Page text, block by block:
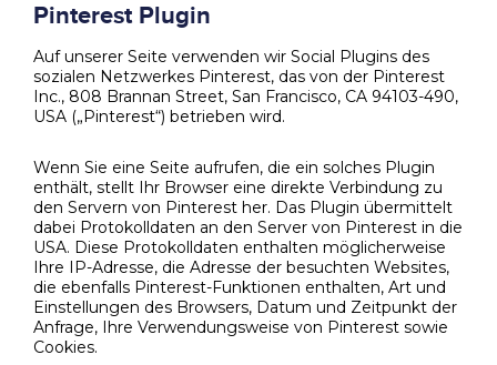
Pinterest Plugin
Auf unserer Seite verwenden wir Social Plugins des
sozialen Netzwerkes Pinterest, das von der Pinterest
Inc., 808 Brannan Street, San Francisco, CA 94103-490,
USA („Pinterest“) betrieben wird.
Wenn Sie eine Seite aufrufen, die ein solches Plugin
enthält, stellt Ihr Browser eine direkte Verbindung zu
den Servern von Pinterest her. Das Plugin übermittelt
dabei Protokolldaten an den Server von Pinterest in die
USA. Diese Protokolldaten enthalten möglicherweise
Ihre IP-Adresse, die Adresse der besuchten Websites,
die ebenfalls Pinterest-Funktionen enthalten, Art und
Einstellungen des Browsers, Datum und Zeitpunkt der
Anfrage, Ihre Verwendungsweise von Pinterest sowie
Cookies.